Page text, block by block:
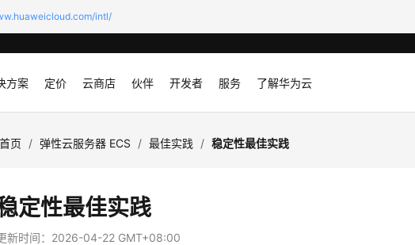
intl/
方案 定价 云商店 伙伴 开发者 服务 了解华为云
页 / 弹性云服务器 ECS / 最佳实践 / 稳定性最佳实践
定性最佳实践
新时间： 2026-04-22 GMT+08:00